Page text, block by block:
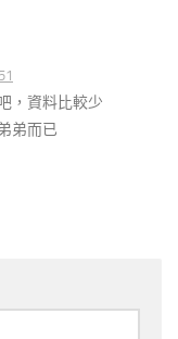
，資料比較少
弟而已